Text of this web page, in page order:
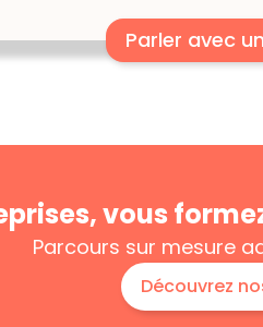
Parler avec
vous
Parcours sur mesure
Découvrez